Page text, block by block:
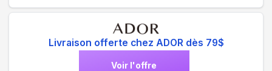
Livraison offerte chez ADOR dès 79$
Voir l'offre